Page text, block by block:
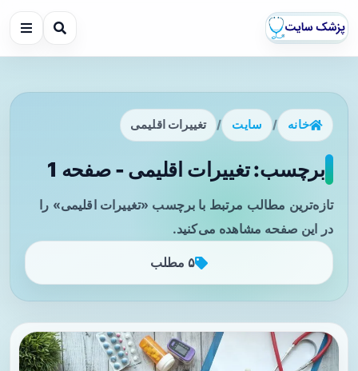
خانه / سایت / تغییرات اقلیمی
برچسب: تغییرات اقلیمی - صفحه 1
تازه‌ترین مطالب مرتبط با برچسب «تغییرات اقلیمی» را
در این صفحه مشاهده می‌کنید.
۵ مطلب